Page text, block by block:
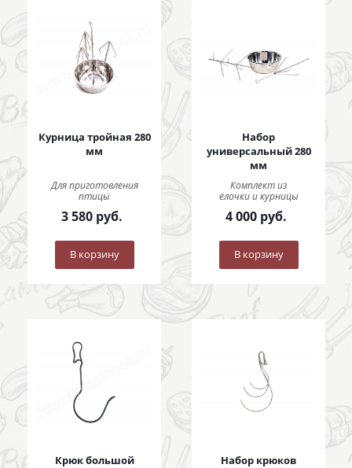
Курница тройная 280
мм
Для приготовления
птицы
3 580руб.
В корзину
Набор
универсальный 280
мм
Комплект из
ёлочки и курницы
4 000руб.
В корзину
Крюк большой Набор крюков